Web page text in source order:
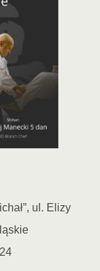
ul. Elizy